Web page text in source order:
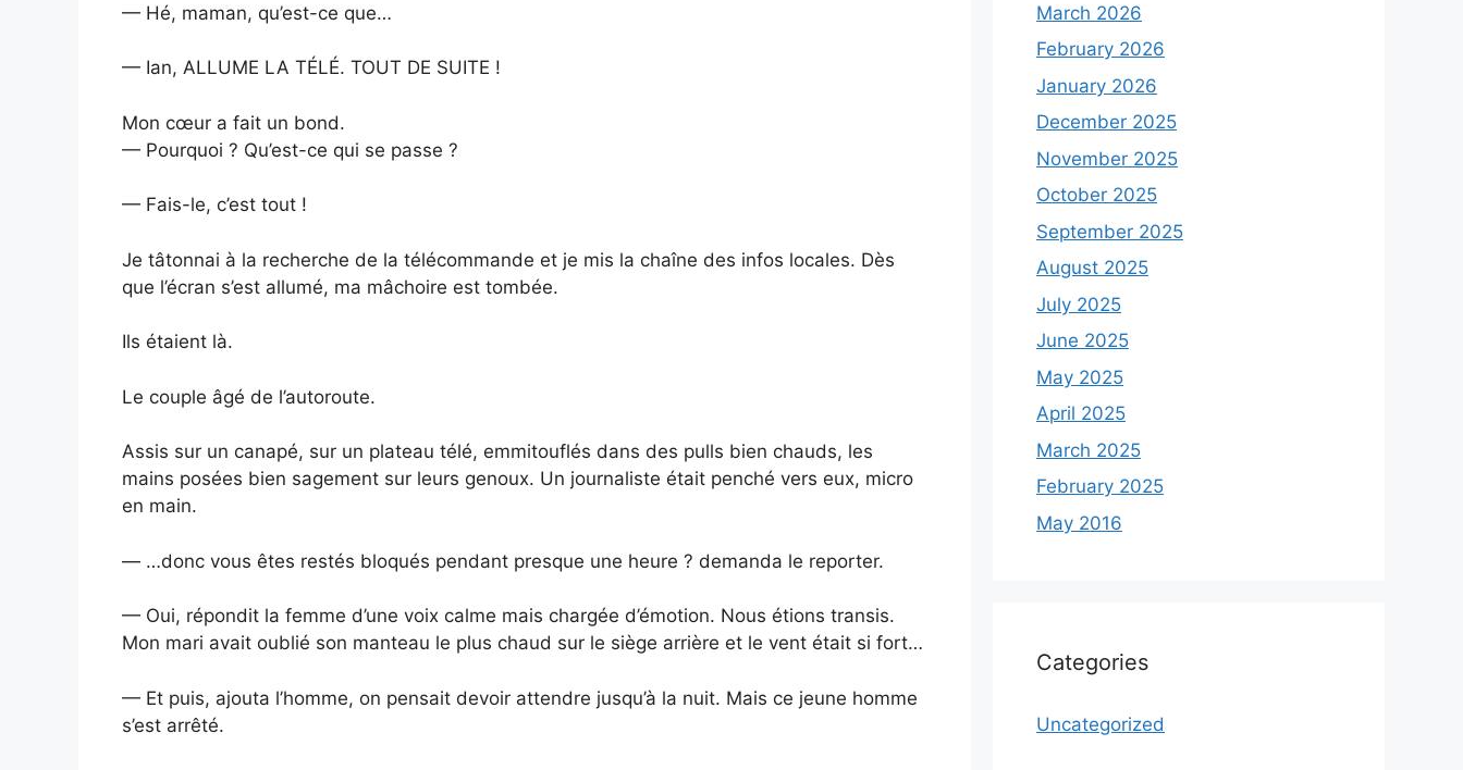
— Hé, maman, qu’est-ce que…
— Ian, ALLUME LA TÉLÉ. TOUT DE SUITE !
Mon cœur a fait un bond.
— Pourquoi ? Qu’est-ce qui se passe ?
— Fais-le, c’est tout !
Je tâtonnai à la recherche de la télécommande et je mis la chaîne des infos locales. Dès
que l’écran s’est allumé, ma mâchoire est tombée.
Ils étaient là.
Le couple âgé de l’autoroute.
Assis sur un canapé, sur un plateau télé, emmitouflés dans des pulls bien chauds, les
mains posées bien sagement sur leurs genoux. Un journaliste était penché vers eux, micro
en main.
— …donc vous êtes restés bloqués pendant presque une heure ? demanda le reporter.
— Oui, répondit la femme d’une voix calme mais chargée d’émotion. Nous étions transis.
Mon mari avait oublié son manteau le plus chaud sur le siège arrière et le vent était si fort…
— Et puis, ajouta l’homme, on pensait devoir attendre jusqu’à la nuit. Mais ce jeune homme
s’est arrêté.
March 2026
February 2026
January 2026
December 2025
November 2025
October 2025
September 2025
August 2025
July 2025
June 2025
May 2025
April 2025
March 2025
February 2025
May 2016
Categories
Uncategorized